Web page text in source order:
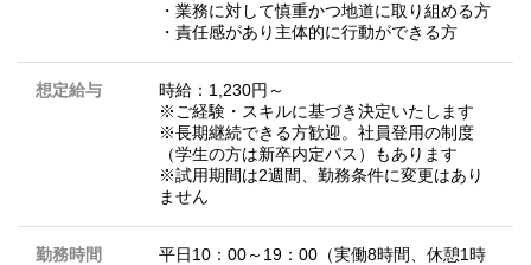
・業務に対して慎重かつ地道に取り組める方
・責任感があり主体的に行動ができる方
想定給与
時給：1,230円～
※ご経験・スキルに基づき決定いたします
※長期継続できる方歓迎。社員登用の制度
（学生の方は新卒内定パス）もあります
※試用期間は2週間、勤務条件に変更はあり
ません
勤務時間
平日10：00～19：00（実働8時間、休憩1時